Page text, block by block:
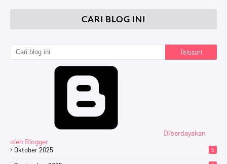
CARI BLOG INI
Diberdayakan
oleh Blogger
Oktober 2025 5